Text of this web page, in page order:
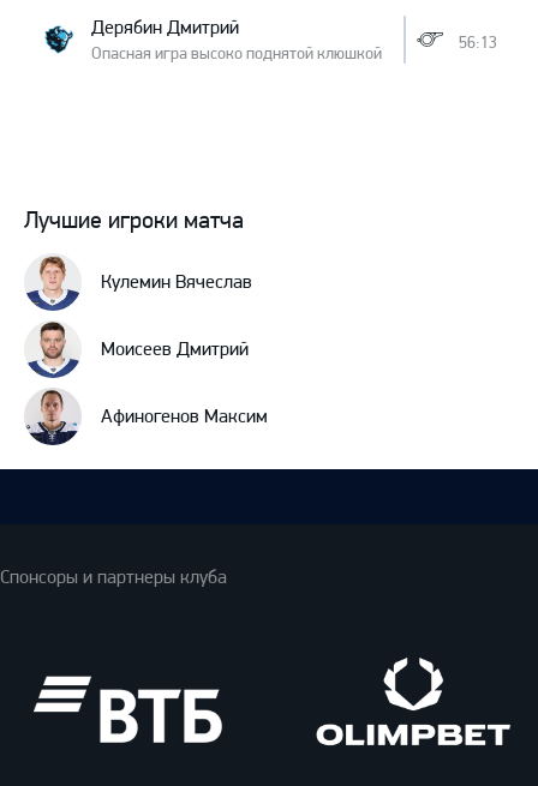
Дерябин Дмитрий
Опасная игра высоко поднятой клюшкой
56:13
Лучшие игроки матча
Кулемин Вячеслав
Моисеев Дмитрий
Афиногенов Максим
Спонсоры и партнеры клуба